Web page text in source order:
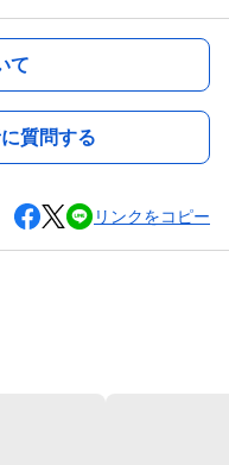
て
質問する
リンクをコピー